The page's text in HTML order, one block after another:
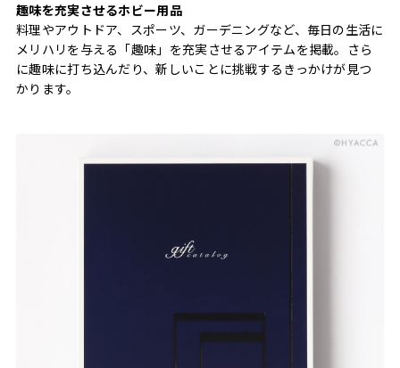
趣味を充実させるホビー用品
料理やアウトドア、スポーツ、ガーデニングなど、毎日の生活に
メリハリを与える「趣味」を充実させるアイテムを掲載。さら
に趣味に打ち込んだり、新しいことに挑戦するきっかけが見つ
かります。